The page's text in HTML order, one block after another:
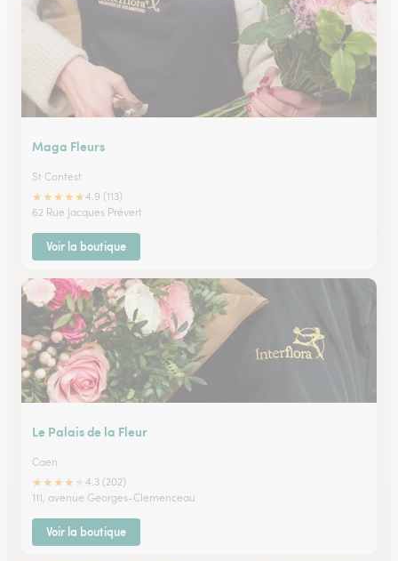
Maga Fleurs
St Contest
★★★★★4.9 (113)
62 Rue Jacques Prévert
Voir la boutique
Le Palais de la Fleur
Caen
★★★★
4.3 (202)
111, avenue Georges-Clemenceau
Voir la boutique